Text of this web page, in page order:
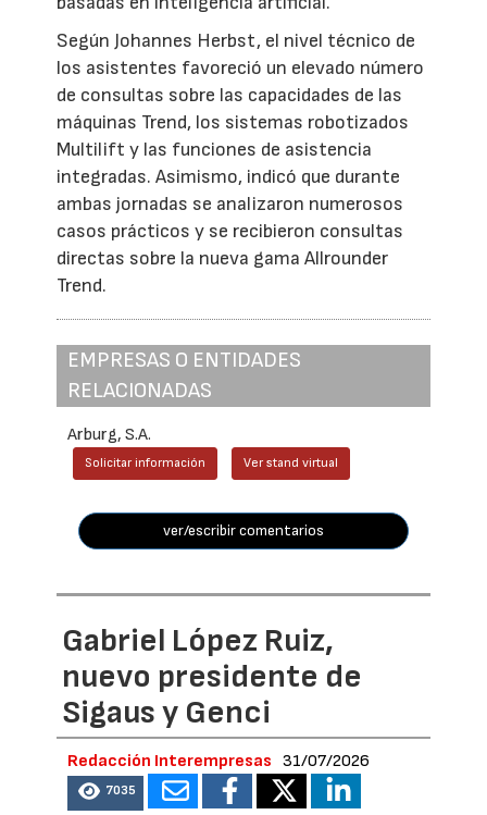
Según Johannes Herbst, el nivel técnico de
los asistentes favoreció un elevado número
de consultas sobre las capacidades de las
máquinas Trend, los sistemas robotizados
Multilift y las funciones de asistencia
integradas. Asimismo, indicó que durante
ambas jornadas se analizaron numerosos
casos prácticos y se recibieron consultas
directas sobre la nueva gama Allrounder
Trend.
EMPRESAS O ENTIDADES
RELACIONADAS
Arburg, S.A.
Solicitar información Ver stand virtual
ver/escribir comentarios
Gabriel López Ruiz,
nuevo presidente de
Sigaus y Genci
Redacción Interempresas 31/07/2026
7035